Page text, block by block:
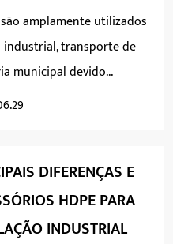
amplamente utilizados
transporte de
municipal devido...
DIFERENÇAS E
HDPE PARA
INDUSTRIAL